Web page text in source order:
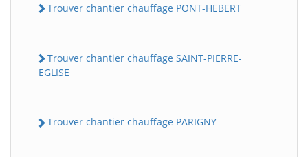
Trouver chantier chauffage PONT-HEBERT
Trouver chantier chauffage SAINT-PIERRE-
EGLISE
Trouver chantier chauffage PARIGNY